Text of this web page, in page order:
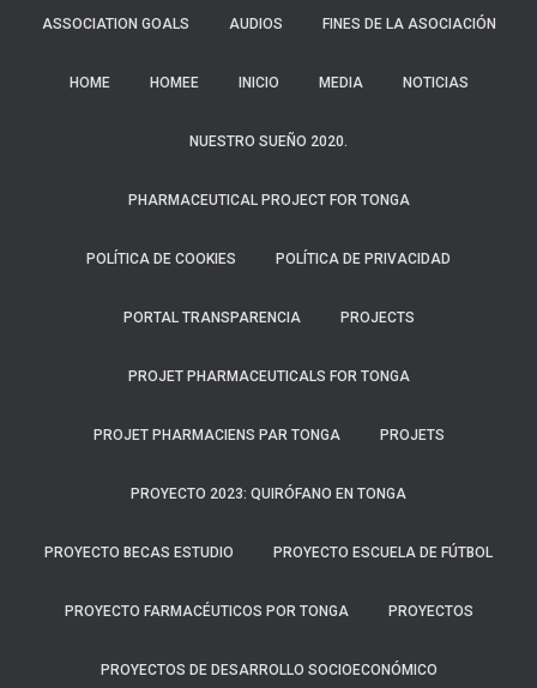
ASSOCIATION GOALS AUDIOS FINES DE LA ASOCIACIÓN
HOME HOMEE INICIO MEDIA NOTICIAS
NUESTRO SUEÑO 2020.
PHARMACEUTICAL PROJECT FOR TONGA
POLÍTICA DE COOKIES POLÍTICA DE PRIVACIDAD
PORTAL TRANSPARENCIA PROJECTS
PROJET PHARMACEUTICALS FOR TONGA
PROJET PHARMACIENS PAR TONGA PROJETS
PROYECTO 2023: QUIRÓFANO EN TONGA
PROYECTO BECAS ESTUDIO PROYECTO ESCUELA DE FÚTBOL
PROYECTO FARMACÉUTICOS POR TONGA PROYECTOS
PROYECTOS DE DESARROLLO SOCIOECONÓMICO